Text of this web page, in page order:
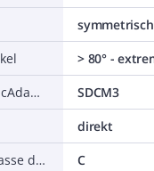
symmetrisch
Farbkonsistenz (McAdam-Ellipse)
SDCM3
direkt
Energieeffizienzklasse der Lichtquelle nach EU-Richtlinie 2019/2015
C